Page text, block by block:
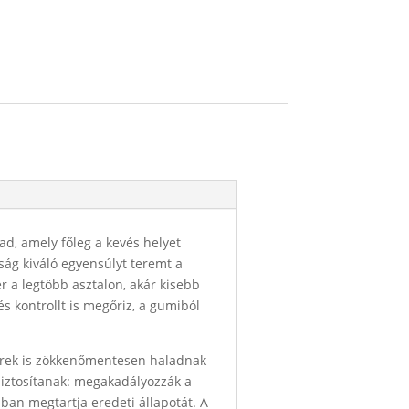
amely főleg a kevés helyet
kiváló egyensúlyt teremt a
a legtöbb asztalon, akár kisebb
kontrollt is megőriz, a gumiból
is zökkenőmentesen haladnak
megakadályozzák a
megtartja eredeti állapotát. A